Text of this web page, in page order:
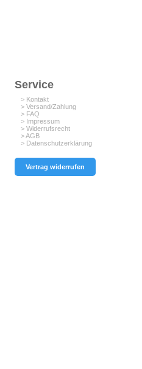
Service
> Kontakt
> Versand/Zahlung
> FAQ
> Impressum
> Widerrufsrecht
> AGB
> Datenschutzerklärung
Vertrag widerrufen